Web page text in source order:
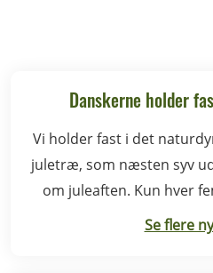
Danskerne holder
Vi holder fast i det
juletræ, som næsten syv
om juleaften. Kun hver
Se flere